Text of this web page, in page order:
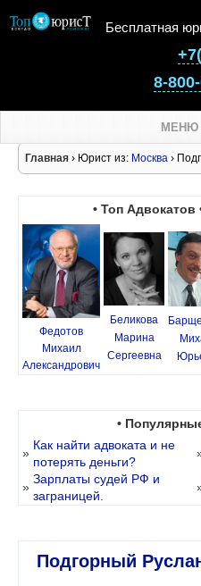
Бесплатная
8-
МЕНЮ
Главная › Юрист из: Москва ›
• Топ Адвокатов
Федотов
Михаил
Александрович
Беликова
Марина
Сергеевна
•
»
Как найти адвоката и не
потерять деньги?
»
Зарплаты судей РФ и
заграницей.
Подгорный